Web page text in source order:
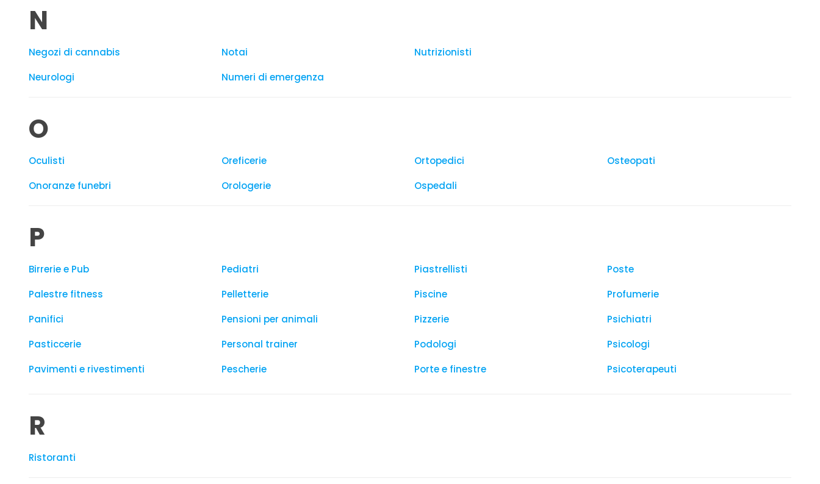
N
Negozi di cannabis
Neurologi
Notai
Numeri di emergenza
Nutrizionisti
O
Oculisti
Onoranze funebri
Oreficerie
Orologerie
Ortopedici
Ospedali
Osteopati
P
Birrerie e Pub
Palestre fitness
Panifici
Pasticcerie
Pavimenti e rivestimenti
Pediatri
Pelletterie
Pensioni per animali
Personal trainer
Pescherie
Piastrellisti
Piscine
Pizzerie
Podologi
Porte e finestre
Poste
Profumerie
Psichiatri
Psicologi
Psicoterapeuti
R
Ristoranti